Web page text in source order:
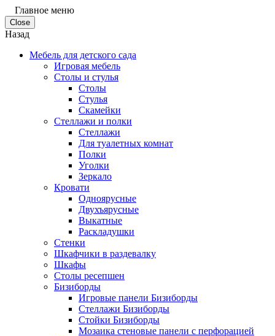
Главное меню
Close
Назад
Мебель для детского сада
Игровая мебель
Столы и стулья
Столы
Стулья
Скамейки
Стеллажи и полки
Стеллажи
Для туалетных комнат
Полки
Уголки
Зеркало
Кровати
Одноярусные
Двухъярусные
Выкатные
Раскладушки
Стенки
Шкафчики в раздевалку
Шкафы
Столы ресепшен
Бизиборды
Игровые панели Бизиборды
Стеллажи Бизиборды
Стойки Бизиборды
Мозаика стеновые панели с перфорацией